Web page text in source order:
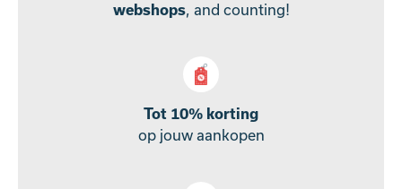
webshops, and counting!
Tot 10% korting
op jouw aankopen